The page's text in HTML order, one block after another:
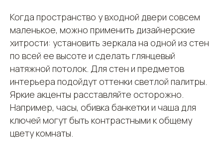
Когда пространство у входной двери совсем
маленькое, можно применить дизайнерские
хитрости: установить зеркала на одной из стен
по всей ее высоте и сделать глянцевый
натяжной потолок. Для стен и предметов
интерьера подойдут оттенки светлой палитры.
Яркие акценты расставляйте осторожно.
Например, часы, обивка банкетки и чаша для
ключей могут быть контрастными к общему
цвету комнаты.